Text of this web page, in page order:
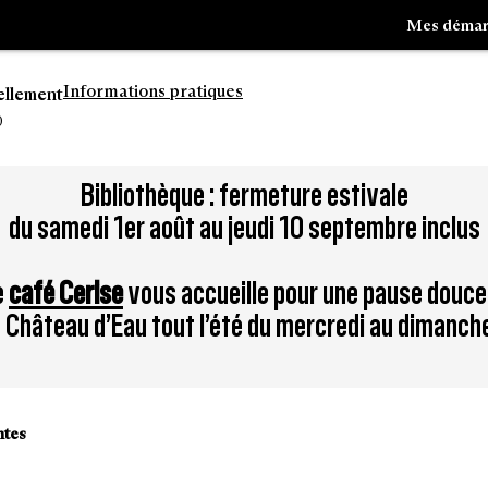
à
la
Mes
Informations pratiques
Bibliothèque : fermeture estivale
du samedi 1er août au jeudi 10 septembre inclus
café Cerisevous accueille pour une pause
d’Eau tout l’été du mercredi au